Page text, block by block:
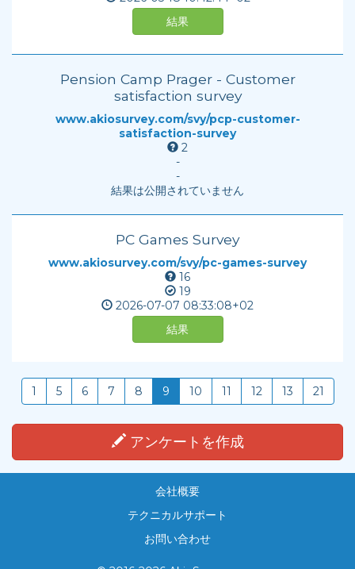
結果
Pension Camp Prager - Customer
satisfaction survey
www.akiosurvey.com/svy/pcp-customer-
satisfaction-survey
2
-
-
結果は公開されていません
PC Games Survey
www.akiosurvey.com/svy/pc-games-survey
16
19
2026-07-07 08:33:08+02
結果
1 5 6 7 8 9 10 11 12 13 21
アンケートを作成
会社概要
テクニカルサポート
お問い合わせ